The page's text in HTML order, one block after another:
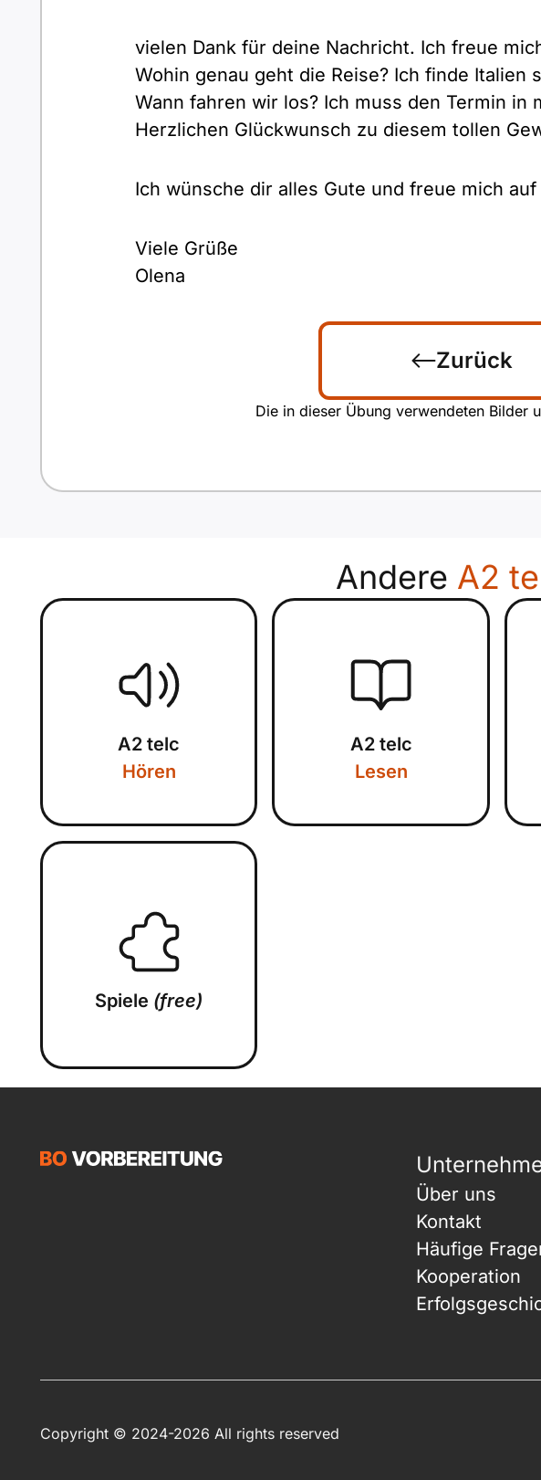
vielen Dank für deine Nachricht. Ich freue
Wohin genau geht die Reise? Ich finde Italien
Wann fahren wir los? Ich muss den Termin in
Herzlichen Glückwunsch zu diesem tollen
Ich wünsche dir alles Gute und freue mich
Viele Grüße
Olena
Zurück
Die in dieser Übung verwendeten Bilder
Andere A2
A2 telc
Hören
A2 telc
Lesen
Spiele (free)
Über uns
Kontakt
Häufige
Kooperation
Copyright © 2024-2026 All rights reserved